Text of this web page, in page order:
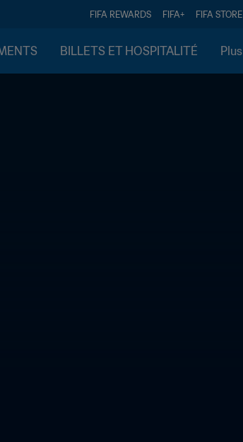
FIFA REWARDS FIFA+ FIFA STORE
BILLETS ET HOSPITALITÉ Plus